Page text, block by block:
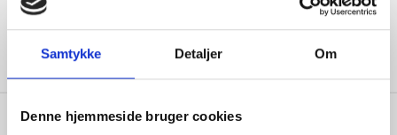
Samtykke Detaljer Om
Denne hjemmeside bruger cookies